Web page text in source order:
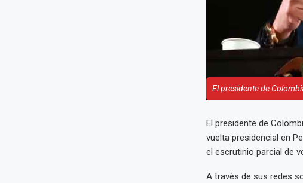
El presidente de
El presidente de
vuelta presidencial en
el escrutinio parcial de
A través de sus redes